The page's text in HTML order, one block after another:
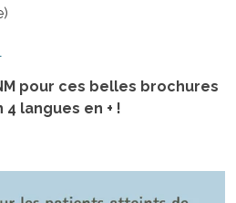
pour ces belles brochures
langues en + !